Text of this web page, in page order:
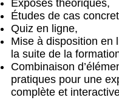
Exposés théoriques,
Études de cas
Quiz en ligne,
Mise à disposition en
la suite de la
Combinaison
pratiques pour une
complète et